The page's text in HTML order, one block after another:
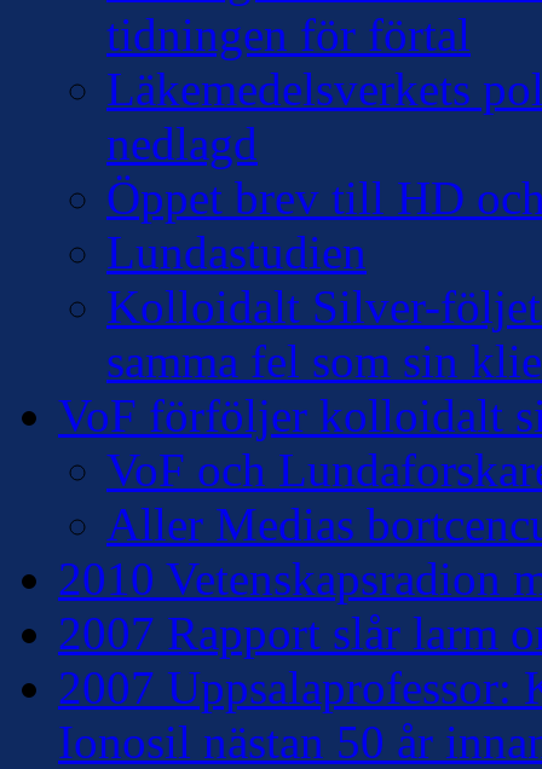
tidningen för förtal
Läkemedelsverkets
nedlagd
Öppet brev till HD
Lundastudien
Kolloidalt Silver-
samma fel som sin
VoF förföljer kolloidalt
VoF och
Aller Medias
2010 Vetenskapsradion
2007 Rapport slår larm
2007 Uppsalaprofessor:
Ionosil nästan 50 år